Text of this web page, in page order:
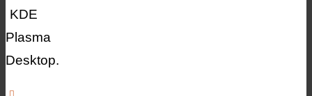
KDE
Plasma
Desktop.